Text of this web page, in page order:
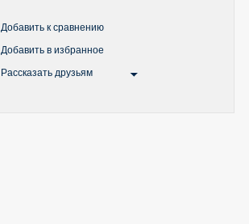
Добавить к сравнению
Добавить в избранное
Рассказать друзьям